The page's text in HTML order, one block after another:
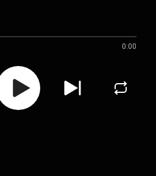
0:00